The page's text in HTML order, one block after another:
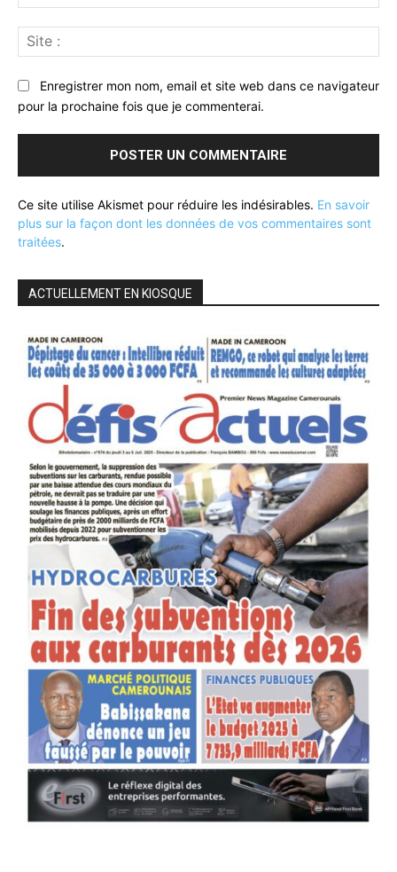
:*
:
Enregistrer mon nom, email et site web dans ce navigateur
pour la prochaine fois que je commenterai.
Ce site utilise Akismet pour réduire les indésirables. En savoir
plus sur la façon dont les données de vos commentaires sont
traitées.
ACTUELLEMENT EN KIOSQUE